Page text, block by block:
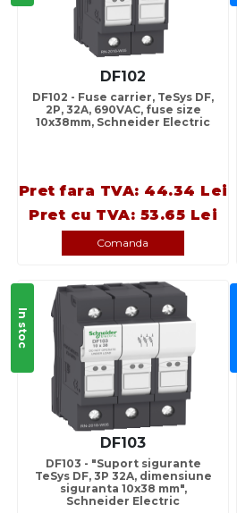
DF102
DF102 - Fuse carrier, TeSys DF,
2P, 32A, 690VAC, fuse size
10x38mm, Schneider Electric
Pret fara TVA: 44.34 Lei
Pret cu TVA: 53.65 Lei
Comanda
In stoc
DF103
DF103 - "Suport sigurante
TeSys DF, 3P 32A, dimensiune
siguranta 10x38 mm",
Schneider Electric